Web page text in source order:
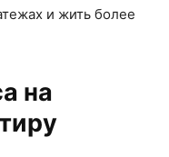
и жить более
на